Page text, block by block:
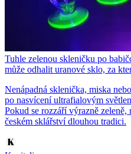
Tuhle zelenou skleničku po
může odhalit uranové sklo, za
Nenápadná sklenička, miska
po nasvícení ultrafialovým
Pokud se rozzáří výrazně
českém sklářství dlouhou tradici.